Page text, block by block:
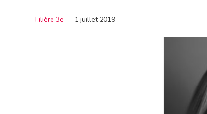
Filière 3e — 1 juillet 2019